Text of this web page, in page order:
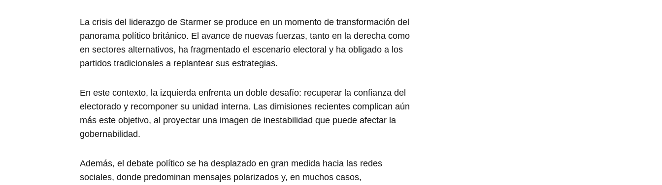
La crisis del liderazgo de Starmer se produce en un momento de transformación del
panorama político británico. El avance de nuevas fuerzas, tanto en la derecha como
en sectores alternativos, ha fragmentado el escenario electoral y ha obligado a los
partidos tradicionales a replantear sus estrategias.
En este contexto, la izquierda enfrenta un doble desafío: recuperar la confianza del
electorado y recomponer su unidad interna. Las dimisiones recientes complican aún
más este objetivo, al proyectar una imagen de inestabilidad que puede afectar la
gobernabilidad.
Además, el debate político se ha desplazado en gran medida hacia las redes
sociales, donde predominan mensajes polarizados y, en muchos casos,